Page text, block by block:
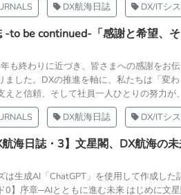
DX航海日誌 DX/ITシ
-to be continued-「感謝と希望、そ
も終わりに近づき、皆さまへの感謝をお
ました。DXの推進を軸に、私たちは「変
えと信頼、そして社員一人ひとりの努力が
DX航海日誌 DX/ITシ
航海日誌・3】文星閣、DX航海の
は生成AI「ChatGPT」を使用して作成し
0】序章─AIとともに進む未来 はじめに文